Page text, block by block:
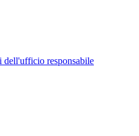
dell'ufficio responsabile